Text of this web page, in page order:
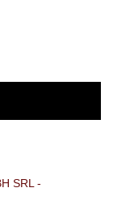
SRL -